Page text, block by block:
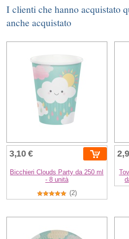
I clienti che hanno acquistato
anche acquistato
3,10 €
Bicchieri Clouds Party da 250 ml
- 8 unità
(2)